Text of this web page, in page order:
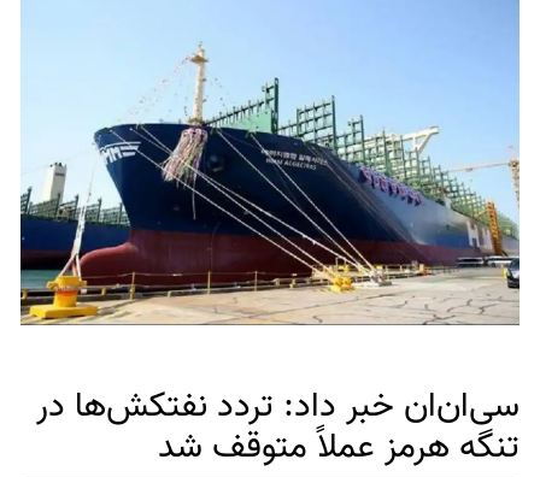
سی‌ان‌ان خبر داد: تردد نفتکش‌ها در
تنگه هرمز عملاً متوقف شد